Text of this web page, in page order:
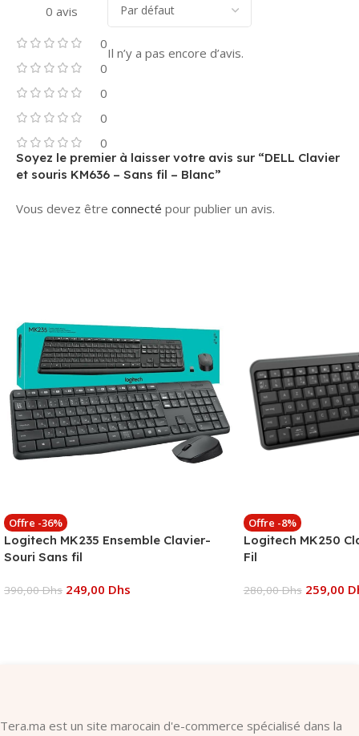
0 avis
0
0
0
0
0
Il n’y a pas encore d’avis.
Soyez le premier à laisser votre avis sur “DELL Clavier
et souris KM636 – Sans fil – Blanc”
Vous devez être connecté pour publier un avis.
Offre -36%
Logitech MK235 Ensemble Clavier-
Souri Sans fil
390,00Dhs 249,00 Dhs
Offre -8%
Logitech MK250
Fil
280,00Dhs 259,00
Tera.ma est un site marocain d'e-commerce spécialisé dans la